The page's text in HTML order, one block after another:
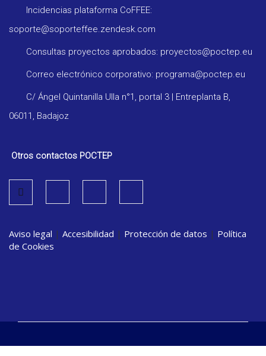
Incidencias plataforma CoFFEE:
soporte@soporteffee.zendesk.com
Consultas proyectos aprobados: proyectos@poctep.eu
Correo electrónico corporativo: programa@poctep.eu
C/ Ángel Quintanilla Ulla n°1, portal 3 | Entreplanta B,
06011, Badajoz
Otros contactos POCTEP
Aviso legal | Accesibilidad | Protección de datos | Política
de Cookies